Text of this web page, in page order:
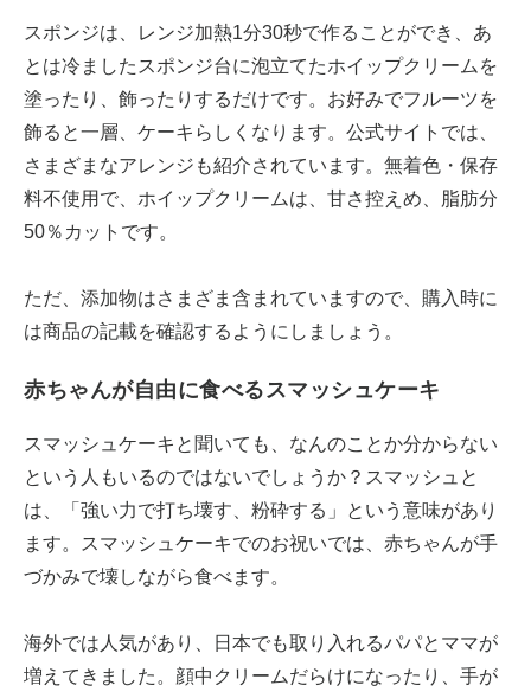
スポンジは、レンジ加熱1分30秒で作ることができ、あ
とは冷ましたスポンジ台に泡立てたホイップクリームを
塗ったり、飾ったりするだけです。お好みでフルーツを
飾ると一層、ケーキらしくなります。公式サイトでは、
さまざまなアレンジも紹介されています。無着色・保存
料不使用で、ホイップクリームは、甘さ控えめ、脂肪分
50％カットです。
ただ、添加物はさまざま含まれていますので、購入時に
は商品の記載を確認するようにしましょう。
赤ちゃんが自由に食べるスマッシュケーキ
スマッシュケーキと聞いても、なんのことか分からない
という人もいるのではないでしょうか？スマッシュと
は、「強い力で打ち壊す、粉砕する」という意味があり
ます。スマッシュケーキでのお祝いでは、赤ちゃんが手
づかみで壊しながら食べます。
海外では人気があり、日本でも取り入れるパパとママが
増えてきました。顔中クリームだらけになったり、手が